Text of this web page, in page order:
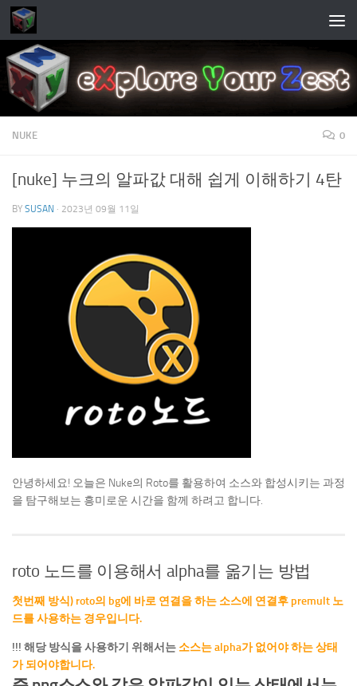
Skip to content
NUKE 0
[nuke] 누크의 알파값 대해 쉽게 이해하기 4탄
BY SUSAN · 2023년 09월 11일
안녕하세요! 오늘은 Nuke의 Roto를 활용하여 소스와 합성시키는 과정
을 탐구해보는 흥미로운 시간을 함께 하려고 합니다.
roto 노드를 이용해서 alpha를 옮기는 방법
첫번째 방식) roto의 bg에 바로 연결을 하는 소스에 연결후 premult 노
드를 사용하는 경우입니다.
!!! 해당 방식을 사용하기 위해서는 소스는 alpha가 없어야 하는 상태
가 되어야합니다.